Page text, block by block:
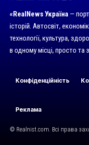
«RealNews Україна —
історій. Автосвіт,
технології, культура,
в одному місці, просто та
Конфіденційність
Реклама
© Realnist.com. Всі права